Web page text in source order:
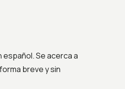
Se acerca a
breve y sin